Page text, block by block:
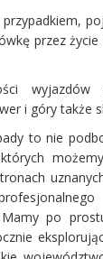
przez
i góry także
to nie
po